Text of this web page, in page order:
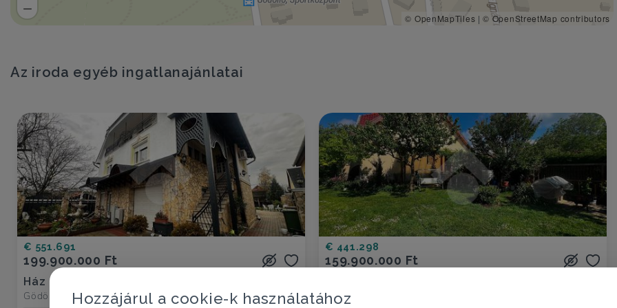
© OpenMapTiles |© OpenStreetMap contributors
Az iroda egyéb ingatlanajánlatai
€ 551.691
199.900.000 Ft
Ház eladó
Gödöllő, Blaha városrész
€ 441.298
159.900.000 Ft
Gödöllő, Királytelep városrész
Hozzájárul a cookie-k használatához